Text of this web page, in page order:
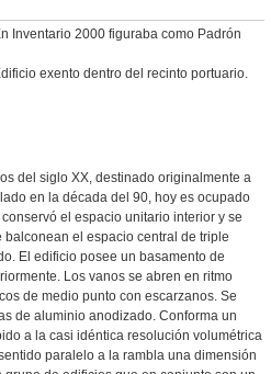
Inventario 2000 figuraba como Padrón
exento dentro del recinto portuario.
del siglo XX, destinado originalmente a
en la década del 90, hoy es ocupado
el espacio unitario interior y se
el espacio central de triple
El edificio posee un basamento de
Los vanos se abren en ritmo
de medio punto con escarzanos. Se
de aluminio anodizado. Conforma un
a la casi idéntica resolución volumétrica
paralelo a la rambla una dimensión